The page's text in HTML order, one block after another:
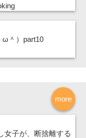
ω＾）part10
more
女子が、断捨離する